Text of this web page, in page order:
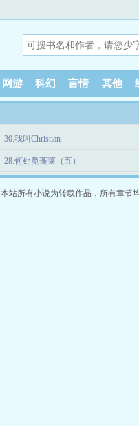
网游 科幻 言情 其他
30.我叫Christian
28.何处觅蓬莱（五）
本站所有小说为转载作品，所有章节